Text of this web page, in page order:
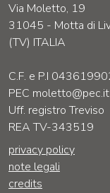
Via Moletto, 19
31045 - Motta di
(TV) ITALIA
C.F. e P.I
PEC moletto@pec.it
Uff. registro Treviso
REA TV-343519
privacy policy
note legali
credits